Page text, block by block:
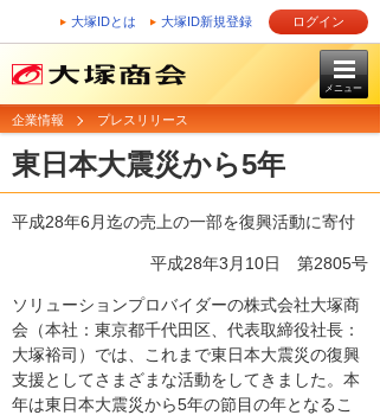
大塚IDとは 大塚ID新規登録 ログイン
メニュー
企業情報 プレスリリース
東日本大震災から5年
平成28年6月迄の売上の一部を復興活動に寄付
平成28年3月10日 第2805号
ソリューションプロバイダーの株式会社大塚商
会（本社：東京都千代田区、代表取締役社長：
大塚裕司）では、これまで東日本大震災の復興
支援としてさまざまな活動をしてきました。本
年は東日本大震災から5年の節目の年となるこ